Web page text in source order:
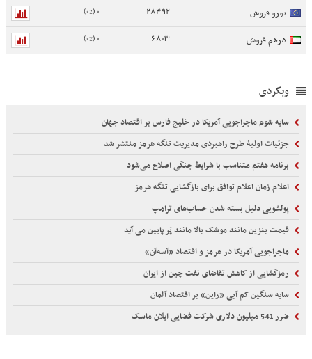
یورو فروش 28492
0 (0%)
درهم فروش 6803
0 (0%)
وبگردی
سایه شوم ماجراجویی آمریکا در خلیج فارس بر اقتصاد جهان
جزئیات اولیۀ طرح راهبردی مدیریت تنگه هرمز منتشر شد
برنامه هفتم متناسب با شرایط جنگی اصلاح می‌شود
اعلام زمان اعلام توافق برای بازگشایی تنگه هرمز
پولشویی دلیل بسته شدن حساب‌های ترامپ
قیمت بنزین مانند موشک بالا مانند پَر پایین می آید
ماجراجویی آمریکا در هرمز و اقتصاد «آسه‌آن»
رمزگشایی از کاهش تقاضای نفت چین از ایران
سایه سنگین کم آبی «راین» بر اقتصاد آلمان
ضرر 541 میلیون دلاری شرکت فضایی ایلان ماسک